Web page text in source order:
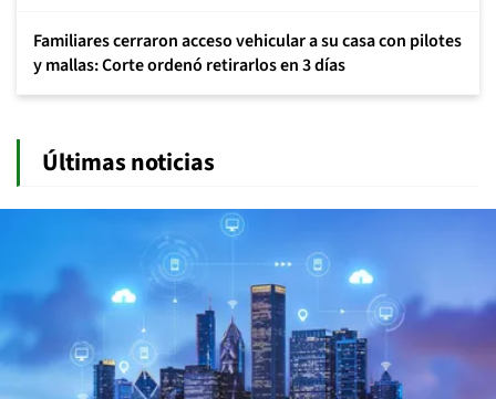
Familiares cerraron acceso vehicular a su casa con pilotes
y mallas: Corte ordenó retirarlos en 3 días
Últimas noticias